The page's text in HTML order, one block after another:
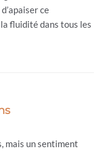
ce
fluidité dans tous les
mais un sentiment